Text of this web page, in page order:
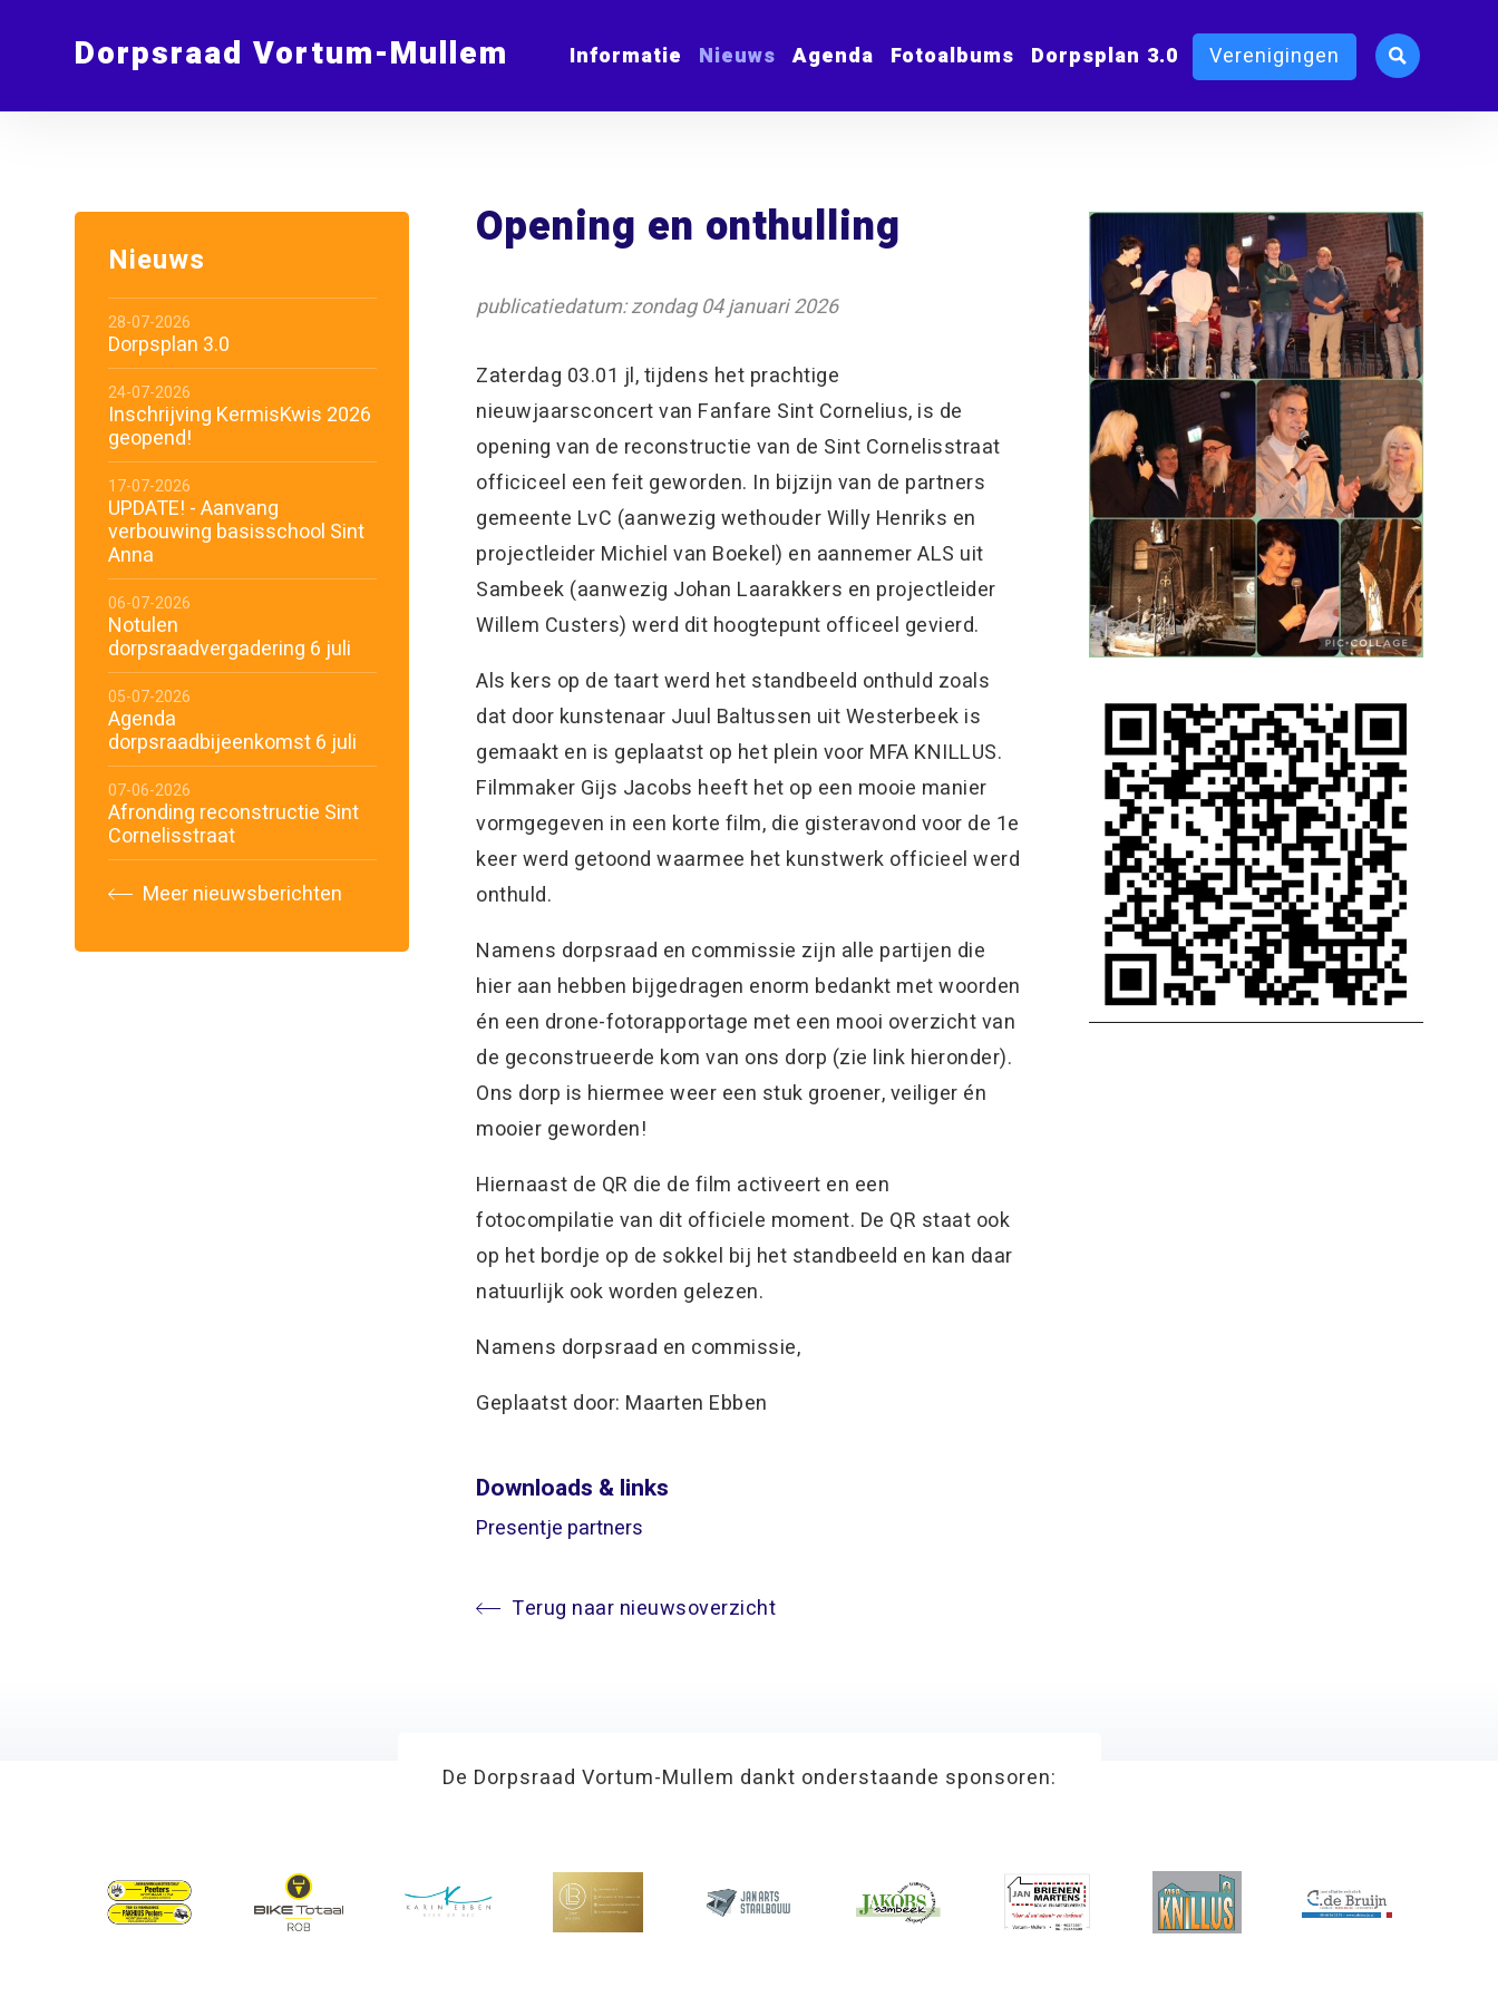
Dorpsraad Vortum-Mullem Informatie Nieuws Agenda Fotoalbums Dorpsplan 3.0 Verenigingen
Opening en onthulling
publicatiedatum: zondag 04 januari 2026
Zaterdag 03.01 jl, tijdens het prachtige
nieuwjaarsconcert van Fanfare Sint Cornelius, is de
opening van de reconstructie van de Sint Cornelisstraat
officiceel een feit geworden. In bijzijn van de partners
gemeente LvC (aanwezig wethouder Willy Henriks en
projectleider Michiel van Boekel) en aannemer ALS uit
Sambeek (aanwezig Johan Laarakkers en projectleider
Willem Custers) werd dit hoogtepunt officeel gevierd.
Als kers op de taart werd het standbeeld onthuld zoals
dat door kunstenaar Juul Baltussen uit Westerbeek is
gemaakt en is geplaatst op het plein voor MFA KNILLUS.
Filmmaker Gijs Jacobs heeft het op een mooie manier
vormgegeven in een korte film, die gisteravond voor de 1e
keer werd getoond waarmee het kunstwerk officieel werd
onthuld.
Namens dorpsraad en commissie zijn alle partijen die
hier aan hebben bijgedragen enorm bedankt met woorden
én een drone-fotorapportage met een mooi overzicht van
de geconstrueerde kom van ons dorp (zie link hieronder).
Ons dorp is hiermee weer een stuk groener, veiliger én
mooier geworden!
Hiernaast de QR die de film activeert en een
fotocompilatie van dit officiele moment. De QR staat ook
op het bordje op de sokkel bij het standbeeld en kan daar
natuurlijk ook worden gelezen.
Namens dorpsraad en commissie,
Geplaatst door: Maarten Ebben
Downloads & links
Presentje partners
Terug naar nieuwsoverzicht
Nieuws
28-07-2026
Dorpsplan 3.0
24-07-2026
Inschrijving KermisKwis 2026
geopend!
17-07-2026
UPDATE! - Aanvang
verbouwing basisschool Sint
Anna
06-07-2026
Notulen
dorpsraadvergadering 6 juli
05-07-2026
Agenda
dorpsraadbijeenkomst 6 juli
07-06-2026
Afronding reconstructie Sint
Cornelisstraat
Meer nieuwsberichten
De Dorpsraad Vortum-Mullem dankt onderstaande sponsoren: